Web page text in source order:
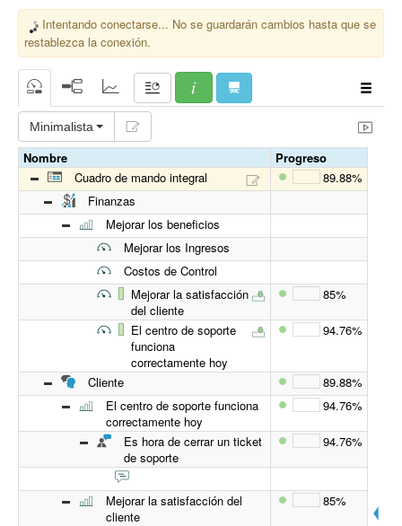
Intentando conectarse... No se guardarán cambios hasta que se
restablezca la conexión.
Minimalista
Nombre
Progreso
Cuadro de mando integral
89.88%
Finanzas
Mejorar los beneficios
Mejorar los Ingresos
Costos de Control
Mejorar la satisfacción
del cliente
85%
El centro de soporte
funciona
correctamente hoy
94.76%
Cliente
89.88%
El centro de soporte funciona
correctamente hoy
94.76%
Es hora de cerrar un ticket
de soporte
94.76%
Mejorar la satisfacción del
cliente
85%